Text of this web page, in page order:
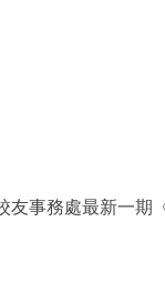
事務處最新一期